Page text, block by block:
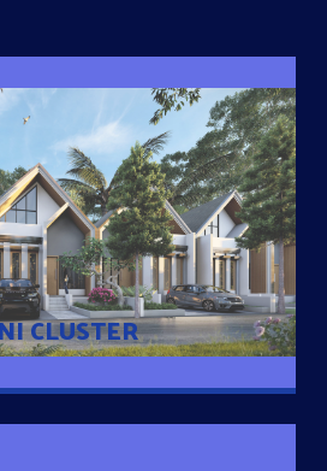
CLUSTER
CLUSTER
dengan Konsep Rumah Pintar
Penghuni mengakses rumahnya